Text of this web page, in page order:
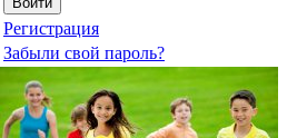
Регистрация
Забыли свой пароль?